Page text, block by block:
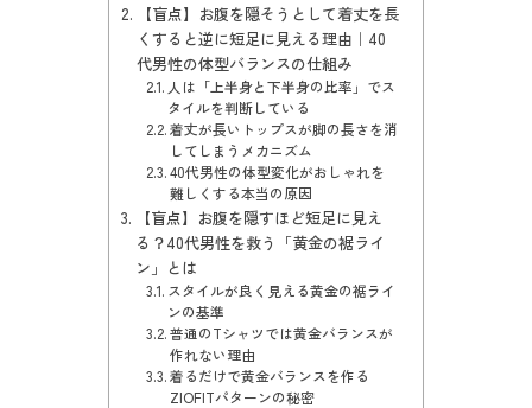
【盲点】お腹を隠そうとして着丈を長
くすると逆に短足に見える理由｜40
代男性の体型バランスの仕組み
人は「上半身と下半身の比率」でス
タイルを判断している
着丈が長いトップスが脚の長さを消
してしまうメカニズム
40代男性の体型変化がおしゃれを
難しくする本当の原因
【盲点】お腹を隠すほど短足に見え
る？40代男性を救う「黄金の裾ライ
ン」とは
スタイルが良く見える黄金の裾ライ
ンの基準
普通のTシャツでは黄金バランスが
作れない理由
着るだけで黄金バランスを作る
ZIOFITパターンの秘密